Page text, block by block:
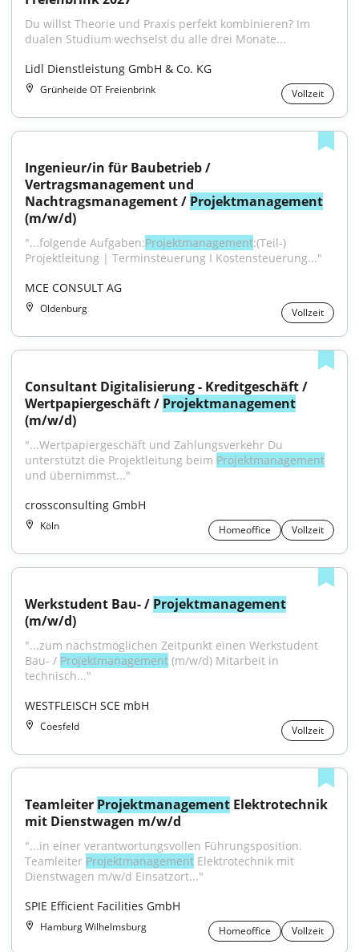
Du willst Theorie und Praxis perfekt kombinieren? Im
dualen Studium wechselst du alle drei Monate...
Lidl Dienstleistung GmbH & Co. KG
Grünheide OT Freienbrink Vollzeit
Ingenieur/in für Baubetrieb /
Vertragsmanagement und
Nachtragsmanagement / Projektmanagement
(m/w/d)
"...folgende Aufgaben:Projektmanagement:(Teil-)
Projektleitung | Terminsteuerung I Kostensteuerung..."
MCE CONSULT AG
Oldenburg Vollzeit
Consultant Digitalisierung - Kreditgeschäft /
Wertpapiergeschäft / Projektmanagement
(m/w/d)
"...Wertpapiergeschäft und Zahlungsverkehr Du
unterstützt die Projektleitung beim Projektmanagement
und übernimmst..."
crossconsulting GmbH
Köln Homeoffice Vollzeit
Werkstudent Bau- / Projektmanagement
(m/w/d)
"...zum nächstmöglichen Zeitpunkt einen Werkstudent
Bau- / Projektmanagement (m/w/d) Mitarbeit in
technisch..."
WESTFLEISCH SCE mbH
Coesfeld Vollzeit
Teamleiter Projektmanagement Elektrotechnik
mit Dienstwagen m/w/d
"...in einer verantwortungsvollen Führungsposition.
Teamleiter Projektmanagement Elektrotechnik mit
Dienstwagen m/w/d Einsatzort..."
SPIE Efficient Facilities GmbH
Hamburg Wilhelmsburg Homeoffice Vollzeit